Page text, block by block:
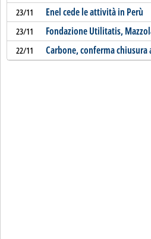
23/11 Enel cede le attività in Perù
23/11 Fondazione Utilitatis,
22/11 Carbone, conferma chiusura